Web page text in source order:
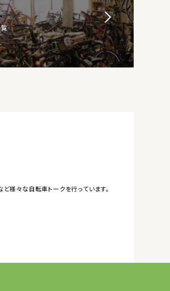
覧
様々な自転車トークを行っています。